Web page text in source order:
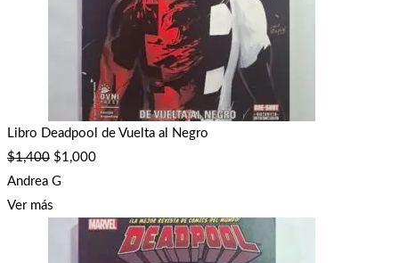
Libro Deadpool de Vuelta al Negro
$1,400 $1,000
Andrea G
Ver más